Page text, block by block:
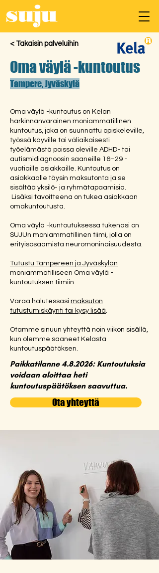
< Takaisin palveluihin
Oma väylä -kuntoutus
Tampere, Jyväskylä
Oma väylä -kuntoutus on Kelan
harkinnanvarainen moniammatillinen
kuntoutus, joka on suunnattu opiskeleville,
työssä käyville tai väliaikaisesti
työelämästä poissa oleville ADHD- tai
autismidiagnoosin saaneille 16–29 -
vuotiaille asiakkaille. Kuntoutus on
asiakkaalle täysin maksutonta ja se
sisältää yksilö- ja ryhmätapaamisia.
Lisäksi tavoitteena on tukea asiakkaan
omakuntoutusta.
Oma väylä -kuntoutuksessa tukenasi on
SUJUn moniammatillinen tiimi, jolla on
erityisosaamista neuromoninaisuudesta.
Tutustu Tampereen ja Jyväskylän
moniammatilliseen Oma väylä -
kuntoutuksen tiimiin.
Varaa halutessasi maksuton
tutustumiskäynti tai kysy lisää.
Otamme sinuun yhteyttä noin viikon sisällä,
kun olemme saaneet Kelasta
kuntoutuspäätöksen.
Paikkatilanne 4.8.2026: Kuntoutuksia
voidaan aloittaa heti
kuntoutuspäätöksen saavuttua.
Ota yhteyttä